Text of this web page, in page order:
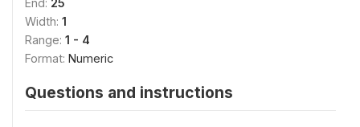
Width: 1
Range: 1 - 4
Format: Numeric
Questions and instructions